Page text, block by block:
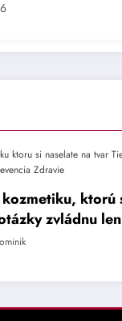
ktorú si
zvládnu len
– Zdravie